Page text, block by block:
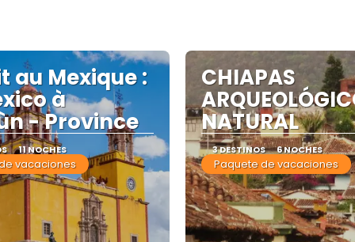
au Mexique :
à
- Province
11 NOCHES
vacaciones
CHIAPAS
NATURAL
3 DESTINOS 6 NOCHES
Paquete de vacaciones